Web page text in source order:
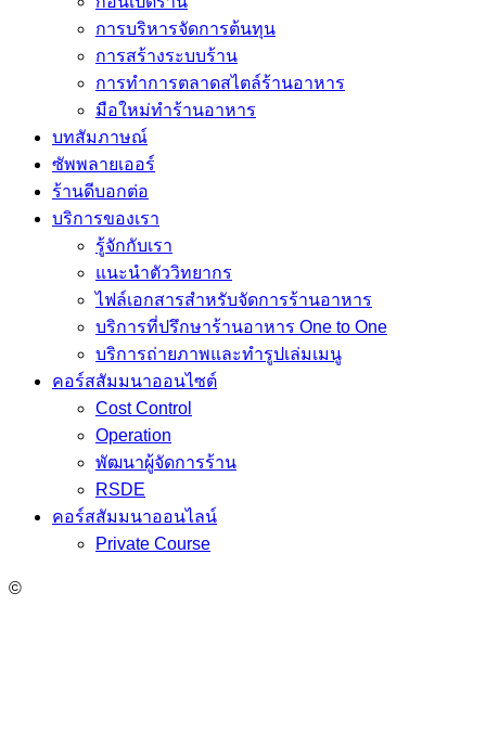
การบริหารจัดการต้นทุน
การสร้างระบบร้าน
การทำการตลาดสไตล์ร้านอาหาร
มือใหม่ทำร้านอาหาร
บทสัมภาษณ์
ซัพพลายเออร์
ร้านดีบอกต่อ
บริการของเรา
รู้จักกับเรา
แนะนำตัววิทยากร
ไฟล์เอกสารสำหรับจัดการร้านอาหาร
บริการที่ปรึกษาร้านอาหาร One to One
บริการถ่ายภาพและทำรูปเล่มเมนู
คอร์สสัมมนาออนไซต์
Cost Control
Operation
พัฒนาผู้จัดการร้าน
RSDE
คอร์สสัมมนาออนไลน์
Private Course
©